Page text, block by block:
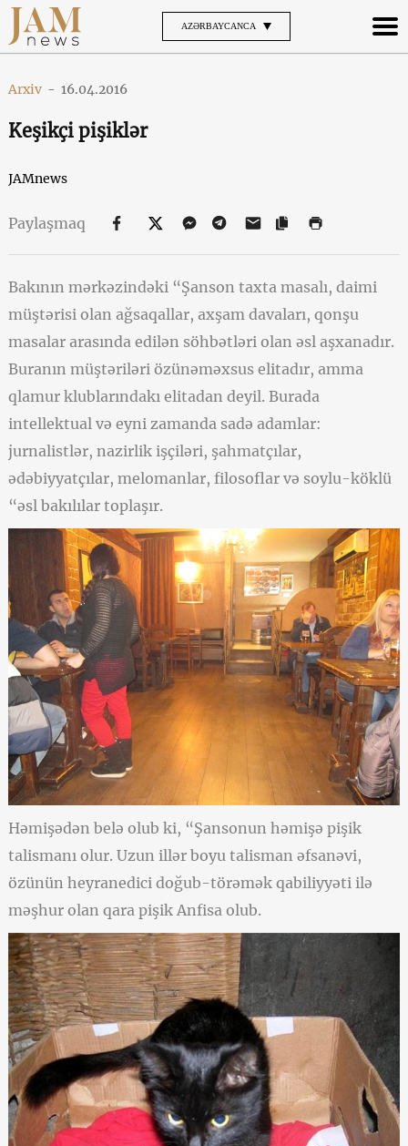
AZƏRBAYCANCA
Arxiv - 16.04.2016
Keşikçi pişiklər
JAMnews
Paylaşmaq
Bakının mərkəzindəki “Şanson taxta masalı, daimi
müştərisi olan ağsaqallar, axşam davaları, qonşu
masalar arasında edilən söhbətləri olan əsl aşxanadır.
Buranın müştəriləri özünəməxsus elitadır, amma
qlamur klublarındakı elitadan deyil. Burada
intellektual və eyni zamanda sadə adamlar:
jurnalistlər, nazirlik işçiləri, şahmatçılar,
ədəbiyyatçılar, melomanlar, filosoflar və soylu-köklü
“əsl bakılılar toplaşır.
Həmişədən belə olub ki, “Şansonun həmişə pişik
talismanı olur. Uzun illər boyu talisman əfsanəvi,
özünün heyranedici doğub-törəmək qabiliyyəti ilə
məşhur olan qara pişik Anfisa olub.